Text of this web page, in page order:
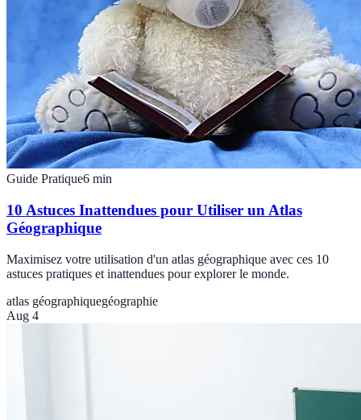
Guide Pratique6 min
10 Astuces Inattendues pour Utiliser un Atlas
Géographique
Maximisez votre utilisation d'un atlas géographique avec ces 10
astuces pratiques et inattendues pour explorer le monde.
atlas géographiquegéographie
Aug 4